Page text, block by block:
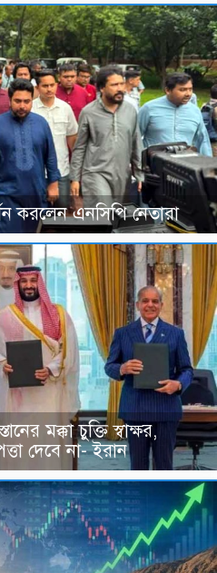
করলেন এনসিপি নেতারা
মক্কা চুক্তি স্বাক্ষর,
দেবে না- ইরান